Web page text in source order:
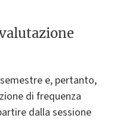
e, pertanto,
di frequenza
dalla sessione